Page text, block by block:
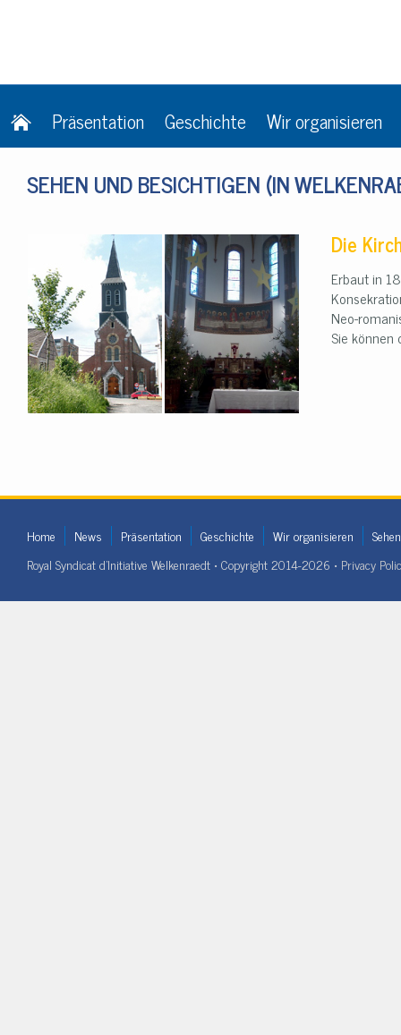
Präsentation Geschichte Wir organisieren
SEHEN UND BESICHTIGEN (IN
Die
Erbaut in
Neo-
Sie können
Home News Präsentation Geschichte Wir organisieren
Royal Syndicat d'Initiative Welkenraedt • Copyright 2014-2026 • Privacy